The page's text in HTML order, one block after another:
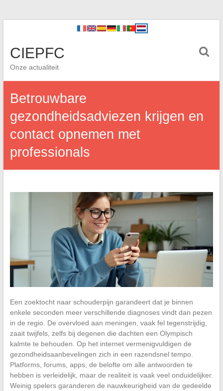
CIEPFC
Onze actualiteit
Betrouwbare
gezondheidsadviezen krijgen en
contact opnemen met
professionals
Een zoektocht naar schouderpijn garandeert dat je binnen
enkele seconden meer verschillende diagnoses vindt dan pezen
in de regio. De overvloed aan meningen, vaak fel tegenstrijdig,
zaait twijfels, zelfs bij degenen die dachten een Olympisch
kalmte te behouden. Op het internet vermenigvuldigen de
gezondheidsaanbevelingen zich in een razendsnel tempo.
Platforms, forums, apps, de belofte om alle antwoorden te
hebben is verleidelijk, maar de realiteit is vaak veel onduidelijker.
Weinig spelers garanderen de nauwkeurigheid van de gedeelde